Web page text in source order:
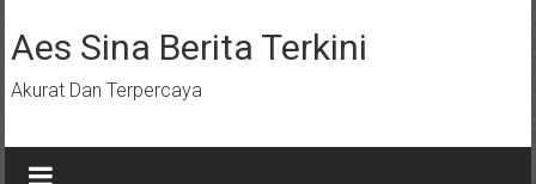
ke
konten
Aes Sina Berita Terkini
Akurat Dan Terpercaya